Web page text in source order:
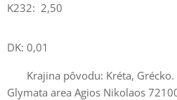
K232: 2,50
DK: 0,01
Krajina pôvodu: Kréta, Grécko.
Glymata area Agios Nikolaos